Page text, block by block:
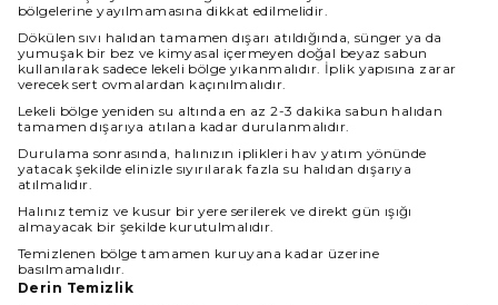
bölgelerine yayılmamasına dikkat edilmelidir.
Dökülen sıvı halıdan tamamen dışarı atıldığında, sünger ya da
yumuşak bir bez ve kimyasal içermeyen doğal beyaz sabun
kullanılarak sadece lekeli bölge yıkanmalıdır. İplik yapısına zarar
verecek sert ovmalardan kaçınılmalıdır.
Lekeli bölge yeniden su altında en az 2-3 dakika sabun halıdan
tamamen dışarıya atılana kadar durulanmalıdır.
Durulama sonrasında, halınızın iplikleri hav yatım yönünde
yatacak şekilde elinizle sıyırılarak fazla su halıdan dışarıya
atılmalıdır.
Halınız temiz ve kusur bir yere serilerek ve direkt gün ışığı
almayacak bir şekilde kurutulmalıdır.
Temizlenen bölge tamamen kuruyana kadar üzerine
basılmamalıdır.
Derin Temizlik